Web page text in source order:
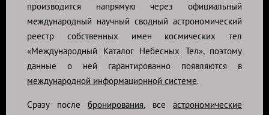
производится напрямую через официальный
международный научный сводный астрономический
реестр собственных имен космических тел
«Международный Каталог Небесных Тел», поэтому
данные о ней гарантированно появляются в
международной информационной системе.
Сразу после бронирования, все астрономические